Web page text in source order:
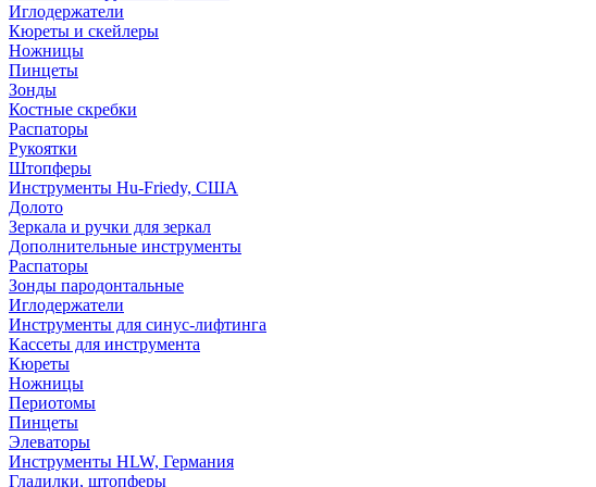
Иглодержатели
Кюреты и скейлеры
Ножницы
Пинцеты
Зонды
Костные скребки
Распаторы
Рукоятки
Штопферы
Инструменты Hu-Friedy, США
Долото
Зеркала и ручки для зеркал
Дополнительные инструменты
Распаторы
Зонды пародонтальные
Иглодержатели
Инструменты для синус-лифтинга
Кассеты для инструмента
Кюреты
Ножницы
Периотомы
Пинцеты
Элеваторы
Инструменты HLW, Германия
Гладилки, штопферы